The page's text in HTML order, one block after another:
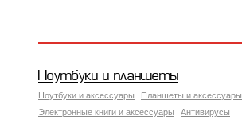
Ноутбуки и планшеты
Ноутбуки и аксессуары
Планшеты и аксессуары
Электронные книги и аксессуары
Антивирусы